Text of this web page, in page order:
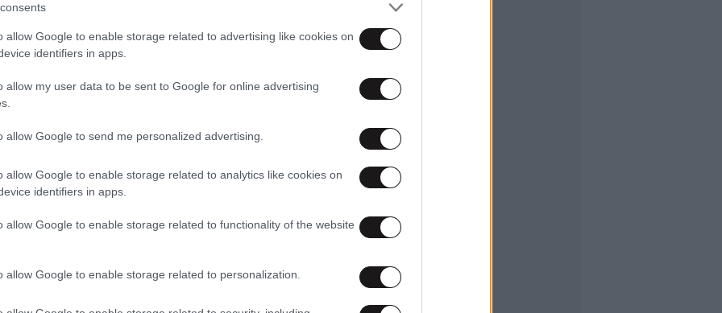
allow Google to enable storage related to advertising like cookies on
identifiers in apps.
allow my user data to be sent to Google for online advertising
allow Google to send me personalized advertising.
allow Google to enable storage related to analytics like cookies on
identifiers in apps.
allow Google to enable storage related to functionality of the website
allow Google to enable storage related to personalization.
. Στη σύσκεψη με την δημοτική αρχή, την
νησιού συζητήσαμε τα επόμενα βήματα και εν
με βάση τα επιστημονικά δεδομένα
διασφαλίζοντας τόσο την ασφάλεια
και την οικονομική δραστηριότητα ενόψει
φάση
Γιάννης Κεφαλογιάννης.
μετέβη για αυτοψία σε σημεία αυξημένου
η Θηρασία, όπου ενημερώθηκε επί τόπου για
έργων αποκατάστασης.
γραμματέας Πολιτικής Προστασίας, Νίκος